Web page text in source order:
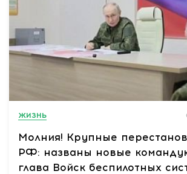
ЖИЗНЬ
Молния! Крупные
РФ: названы новые
глава Войск беспилотных